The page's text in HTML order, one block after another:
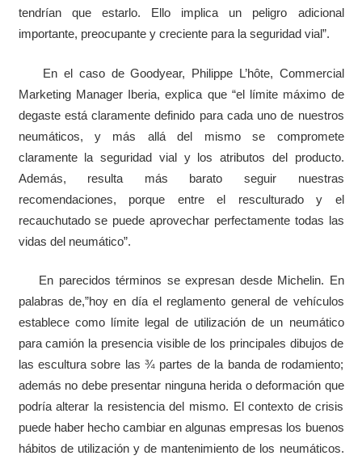
tendrían que estarlo. Ello implica un peligro adicional
importante, preocupante y creciente para la seguridad vial”.
En el caso de Goodyear, Philippe L’hôte, Commercial
Marketing Manager Iberia, explica que “el límite máximo de
degaste está claramente definido para cada uno de nuestros
neumáticos, y más allá del mismo se compromete
claramente la seguridad vial y los atributos del producto.
Además, resulta más barato seguir nuestras
recomendaciones, porque entre el resculturado y el
recauchutado se puede aprovechar perfectamente todas las
vidas del neumático”.
En parecidos términos se expresan desde Michelin. En
palabras de,”hoy en día el reglamento general de vehículos
establece como límite legal de utilización de un neumático
para camión la presencia visible de los principales dibujos de
las escultura sobre las ¾ partes de la banda de rodamiento;
además no debe presentar ninguna herida o deformación que
podría alterar la resistencia del mismo. El contexto de crisis
puede haber hecho cambiar en algunas empresas los buenos
hábitos de utilización y de mantenimiento de los neumáticos.